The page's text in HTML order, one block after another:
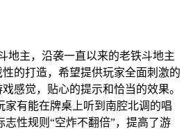
地主，沿袭一直以来的老铁斗地主
的打造，希望提供玩家全面刺激的
感觉，贴心的提示和恰当的效果。
家有能在牌桌上听到南腔北调的唱
志性规则“空炸不翻倍”，提高了游